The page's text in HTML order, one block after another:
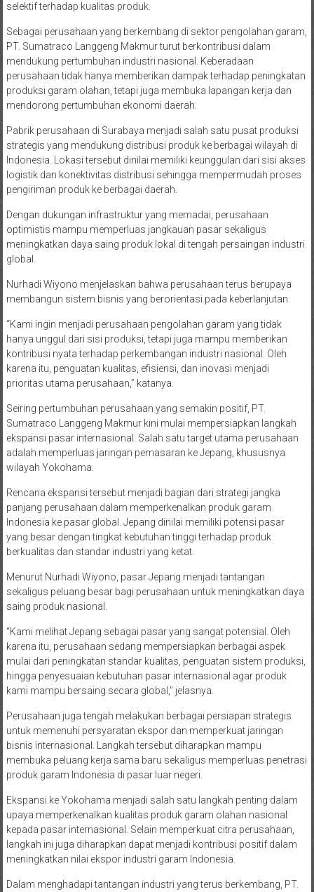
selektif terhadap kualitas produk.
Sebagai perusahaan yang berkembang di sektor pengolahan garam,
PT. Sumatraco Langgeng Makmur turut berkontribusi dalam
mendukung pertumbuhan industri nasional. Keberadaan
perusahaan tidak hanya memberikan dampak terhadap peningkatan
produksi garam olahan, tetapi juga membuka lapangan kerja dan
mendorong pertumbuhan ekonomi daerah.
Pabrik perusahaan di Surabaya menjadi salah satu pusat produksi
strategis yang mendukung distribusi produk ke berbagai wilayah di
Indonesia. Lokasi tersebut dinilai memiliki keunggulan dari sisi akses
logistik dan konektivitas distribusi sehingga mempermudah proses
pengiriman produk ke berbagai daerah.
Dengan dukungan infrastruktur yang memadai, perusahaan
optimistis mampu memperluas jangkauan pasar sekaligus
meningkatkan daya saing produk lokal di tengah persaingan industri
global.
Nurhadi Wiyono menjelaskan bahwa perusahaan terus berupaya
membangun sistem bisnis yang berorientasi pada keberlanjutan.
“Kami ingin menjadi perusahaan pengolahan garam yang tidak
hanya unggul dari sisi produksi, tetapi juga mampu memberikan
kontribusi nyata terhadap perkembangan industri nasional. Oleh
karena itu, penguatan kualitas, efisiensi, dan inovasi menjadi
prioritas utama perusahaan,” katanya.
Seiring pertumbuhan perusahaan yang semakin positif, PT.
Sumatraco Langgeng Makmur kini mulai mempersiapkan langkah
ekspansi pasar internasional. Salah satu target utama perusahaan
adalah memperluas jaringan pemasaran ke Jepang, khususnya
wilayah Yokohama.
Rencana ekspansi tersebut menjadi bagian dari strategi jangka
panjang perusahaan dalam memperkenalkan produk garam
Indonesia ke pasar global. Jepang dinilai memiliki potensi pasar
yang besar dengan tingkat kebutuhan tinggi terhadap produk
berkualitas dan standar industri yang ketat.
Menurut Nurhadi Wiyono, pasar Jepang menjadi tantangan
sekaligus peluang besar bagi perusahaan untuk meningkatkan daya
saing produk nasional.
“Kami melihat Jepang sebagai pasar yang sangat potensial. Oleh
karena itu, perusahaan sedang mempersiapkan berbagai aspek
mulai dari peningkatan standar kualitas, penguatan sistem produksi,
hingga penyesuaian kebutuhan pasar internasional agar produk
kami mampu bersaing secara global,” jelasnya.
Perusahaan juga tengah melakukan berbagai persiapan strategis
untuk memenuhi persyaratan ekspor dan memperkuat jaringan
bisnis internasional. Langkah tersebut diharapkan mampu
membuka peluang kerja sama baru sekaligus memperluas penetrasi
produk garam Indonesia di pasar luar negeri.
Ekspansi ke Yokohama menjadi salah satu langkah penting dalam
upaya memperkenalkan kualitas produk garam olahan nasional
kepada pasar internasional. Selain memperkuat citra perusahaan,
langkah ini juga diharapkan dapat menjadi kontribusi positif dalam
meningkatkan nilai ekspor industri garam Indonesia.
Dalam menghadapi tantangan industri yang terus berkembang, PT.